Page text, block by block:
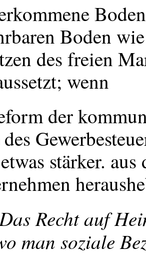
Boden
des freien
wenn
der
stärker.
Recht auf
man soziale